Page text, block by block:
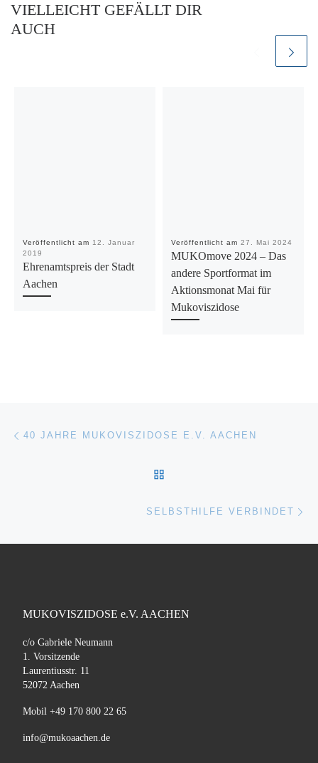
VIELLEICHT GEFÄLLT DIR
AUCH
Veröffentlicht am 12. Januar
2019
Ehrenamtspreis der Stadt
Aachen
Veröffentlicht am 27. Mai 2024
MUKOmove 2024 – Das
andere Sportformat im
Aktionsmonat Mai für
Mukoviszidose
Beitragsnavigation
40 JAHRE MUKOVISZIDOSE E.V. AACHEN
SELBSTHILFE VERBINDET
MUKOVISZIDOSE e.V. AACHEN
c/o Gabriele Neumann
1. Vorsitzende
Laurentiusstr. 11
52072 Aachen
Mobil +49 170 800 22 65
info@mukoaachen.de